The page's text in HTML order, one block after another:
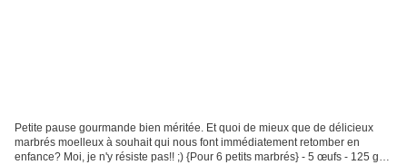
Petite pause gourmande bien méritée. Et quoi de mieux que de délicieux
marbrés moelleux à souhait qui nous font immédiatement retomber en
enfance? Moi, je n'y résiste pas!! ;) {Pour 6 petits marbrés} - 5 œufs - 125 g